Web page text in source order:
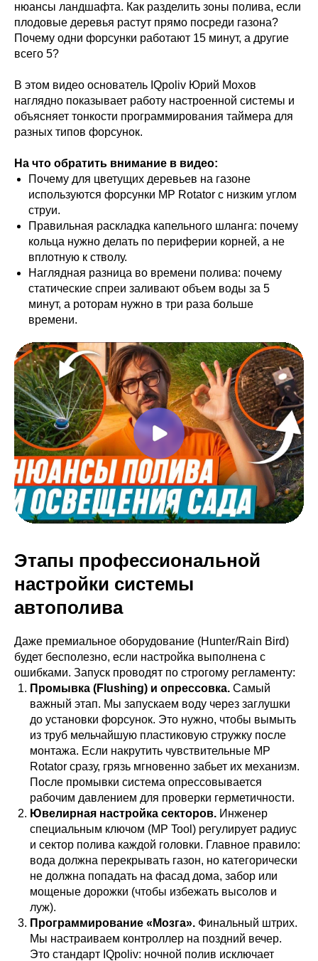
нюансы ландшафта. Как разделить зоны полива, если
плодовые деревья растут прямо посреди газона?
Почему одни форсунки работают 15 минут, а другие
всего 5?
В этом видео основатель IQpoliv Юрий Мохов
наглядно показывает работу настроенной системы и
объясняет тонкости программирования таймера для
разных типов форсунок.
На что обратить внимание в видео:
Почему для цветущих деревьев на газоне
используются форсунки MP Rotator с низким углом
струи.
Правильная раскладка капельного шланга: почему
кольца нужно делать по периферии корней, а не
вплотную к стволу.
Наглядная разница во времени полива: почему
статические спреи заливают объем воды за 5
минут, а роторам нужно в три раза больше
времени.
Этапы профессиональной
настройки системы
автополива
Даже премиальное оборудование (Hunter/Rain Bird)
будет бесполезно, если настройка выполнена с
ошибками. Запуск проводят по строгому регламенту:
Промывка (Flushing) и опрессовка. Самый
важный этап. Мы запускаем воду через заглушки
до установки форсунок. Это нужно, чтобы вымыть
из труб мельчайшую пластиковую стружку после
монтажа. Если накрутить чувствительные MP
Rotator сразу, грязь мгновенно забьет их механизм.
После промывки система опрессовывается
рабочим давлением для проверки герметичности.
Ювелирная настройка секторов. Инженер
специальным ключом (MP Tool) регулирует радиус
и сектор полива каждой головки. Главное правило:
вода должна перекрывать газон, но категорически
не должна попадать на фасад дома, забор или
мощеные дорожки (чтобы избежать высолов и
луж).
Программирование «Мозга». Финальный штрих.
Мы настраиваем контроллер на поздний вечер.
Это стандарт IQpoliv: ночной полив исключает
Хотитерассчитать
стоимостьсистемы
автополива для своего
участка?
*Используются
собственные
интеллектуальные
технологии
Воспользуйтесь нашим
IQ калькулятором и получите
детальную смету на Email или
WhatsApp прямо сейчас
РАССЧИТАТЬ ПОЛИВ